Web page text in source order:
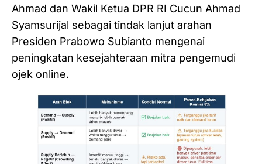
Ahmad dan Wakil Ketua DPR RI Cucun Ahmad
Syamsurijal sebagai tindak lanjut arahan
Presiden Prabowo Subianto mengenai
peningkatan kesejahteraan mitra pengemudi
ojek online.